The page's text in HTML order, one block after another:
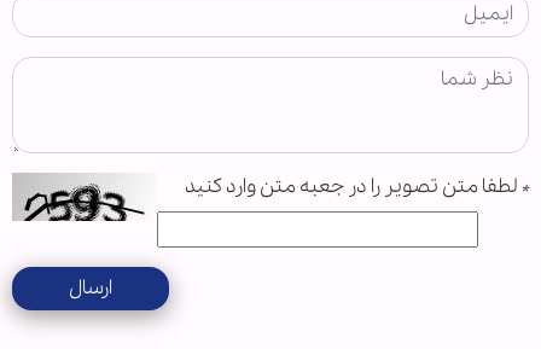
* لطفا متن تصویر را در جعبه متن وارد کنید
ارسال